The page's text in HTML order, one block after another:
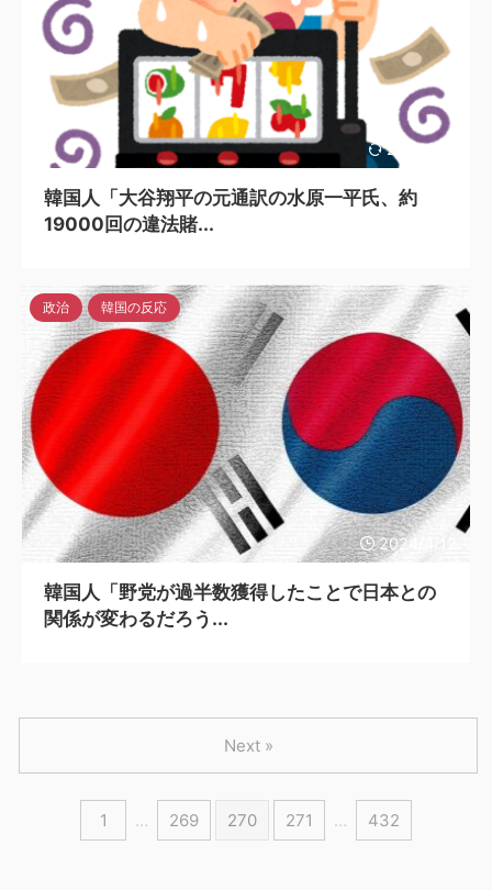
2024/5/6
韓国人「大谷翔平の元通訳の水原一平氏、約
19000回の違法賭...
2024/4/12
政治 韓国の反応
韓国人「野党が過半数獲得したことで日本との
関係が変わるだろう...
1 … 269 270 271 … 432
Next »